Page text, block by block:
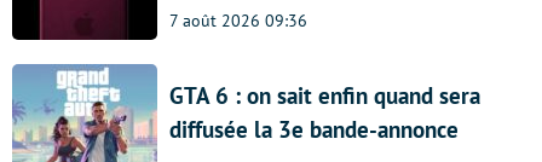
7 août 2026 09:36
GTA 6 : on sait enfin quand sera
diffusée la 3e bande-annonce